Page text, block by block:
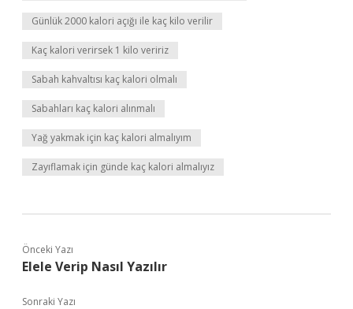
Günlük 2000 kalori açığı ile kaç kilo verilir
Kaç kalori verirsek 1 kilo veririz
Sabah kahvaltısı kaç kalori olmalı
Sabahları kaç kalori alınmalı
Yağ yakmak için kaç kalori almalıyım
Zayıflamak için günde kaç kalori almalıyız
Önceki Yazı
Elele Verip Nasıl Yazılır
Sonraki Yazı